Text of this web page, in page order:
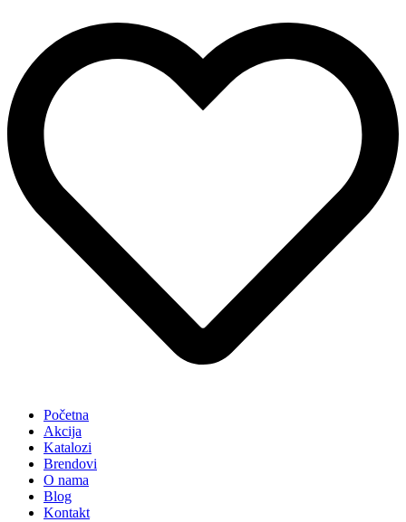
Početna
Akcija
Katalozi
Brendovi
O nama
Blog
Kontakt